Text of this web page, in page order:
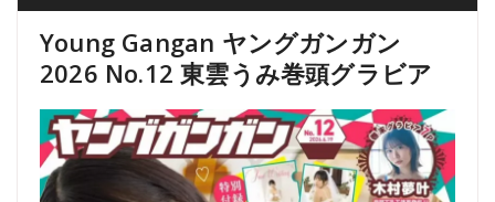
Young Gangan ヤングガンガン
2026 No.12 東雲うみ巻頭グラビア